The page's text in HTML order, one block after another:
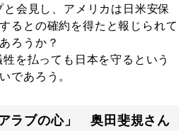
会見し、アメリカは日米安保
るとの確約を得たと報じられて
ろうか？
を払っても日本を守るという
であろう。
ラブの心」 奥田斐規さん